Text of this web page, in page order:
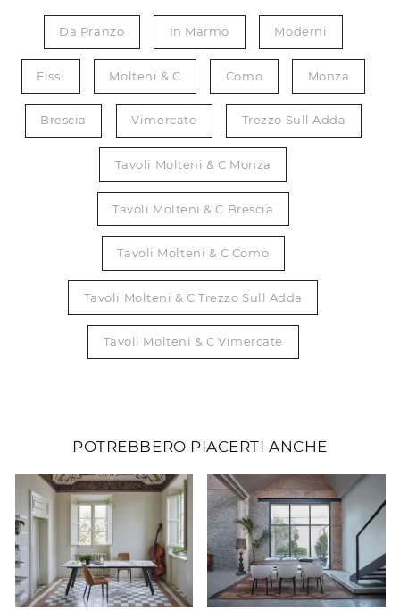
Da Pranzo In Marmo Moderni
Fissi Molteni & C Como Monza
Brescia Vimercate Trezzo Sull Adda
Tavoli Molteni & C Monza
Tavoli Molteni & C Brescia
Tavoli Molteni & C Como
Tavoli Molteni & C Trezzo Sull Adda
Tavoli Molteni & C Vimercate
POTREBBERO PIACERTI ANCHE